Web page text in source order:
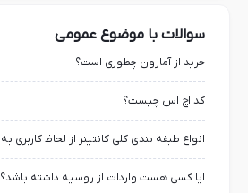
سوالات با موضوع عمومی
خرید از آمازون چطوری است؟
کد اچ اس چیست؟
ایا کسی هست واردات از روسیه داشته باشد؟